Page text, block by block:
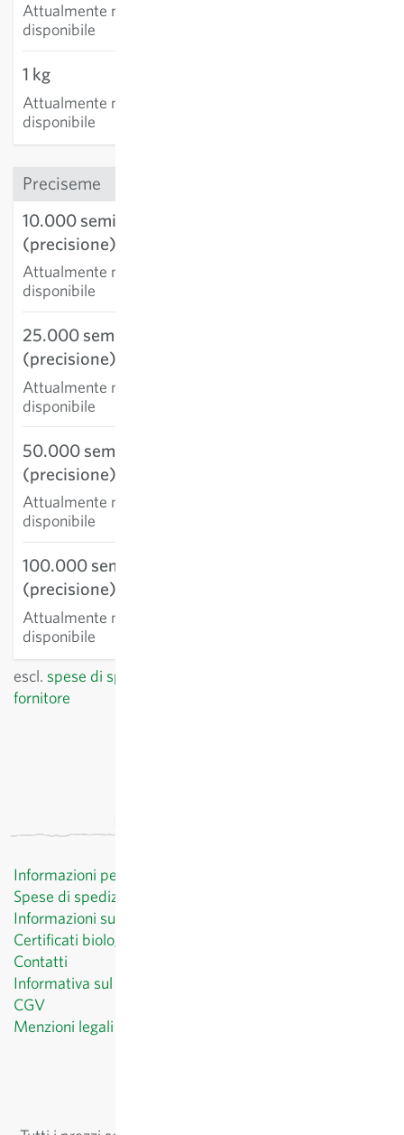
Attualmente non
disponibile
1 kg
Attualmente non
disponibile
Preciseme
10.000 semi
(precisione)
Attualmente non
disponibile
25.000 semi
(precisione)
Attualmente non
disponibile
50.000 semi
(precisione)
Attualmente non
disponibile
100.000 semi
(precisione)
Attualmente non
disponibile
escl. spese di spedizione
fornitore
Informazioni per il cliente
Spese di spedizione
Informazioni sul diritto di recesso
Certificati biologici
Contatti
Informativa sul trattamento dei dati personali
CGV
Menzioni legali